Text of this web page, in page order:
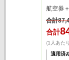
航空券
合計
合計
(1人あた
適用済